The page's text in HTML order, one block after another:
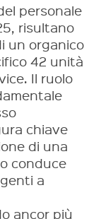
personale
risultano
un organico
42 unità
Il ruolo
chiave
di una
conduce
a
ancor più